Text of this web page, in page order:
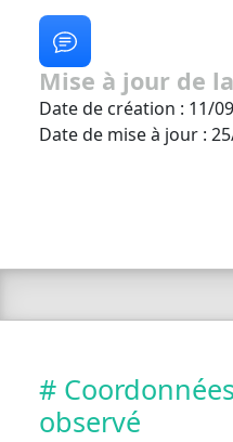
Mise à jour de
Date de création : 11/
Date de mise à jour :
#
observé